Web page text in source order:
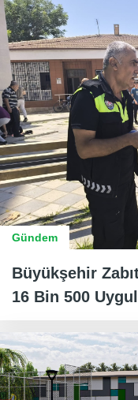
Gündem
Büyükşehir
16 Bin 500